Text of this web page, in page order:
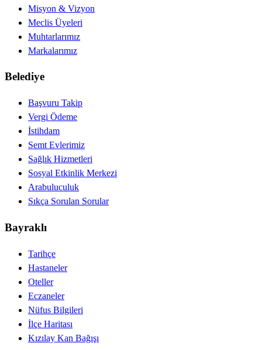
Misyon & Vizyon
Meclis Üyeleri
Muhtarlarımız
Markalarımız
Belediye
Başvuru Takip
Vergi Ödeme
İstihdam
Semt Evlerimiz
Sağlık Hizmetleri
Sosyal Etkinlik Merkezi
Arabuluculuk
Sıkça Sorulan Sorular
Bayraklı
Tarihçe
Hastaneler
Oteller
Eczaneler
Nüfus Bilgileri
İlçe Haritası
Kızılay Kan Bağışı